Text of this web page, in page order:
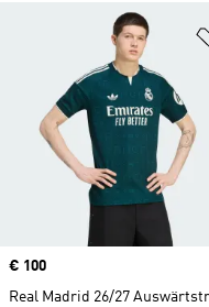
Price
€ 100
Real Madrid 26/27